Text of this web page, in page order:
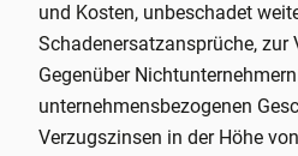
und Kosten, unbeschadet
Schadenersatzansprüche, zur
Gegenüber
unternehmensbezogenen
Verzugszinsen in der Höhe